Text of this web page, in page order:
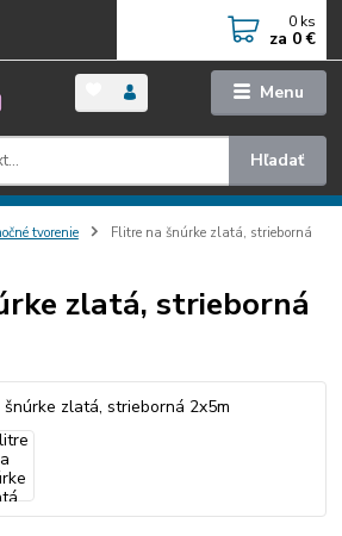
Menu
Hľadať
0 ks
za 0 €
tvorenie
Flitre na šnúrke zlatá, strieborná
zlatá, strieborná